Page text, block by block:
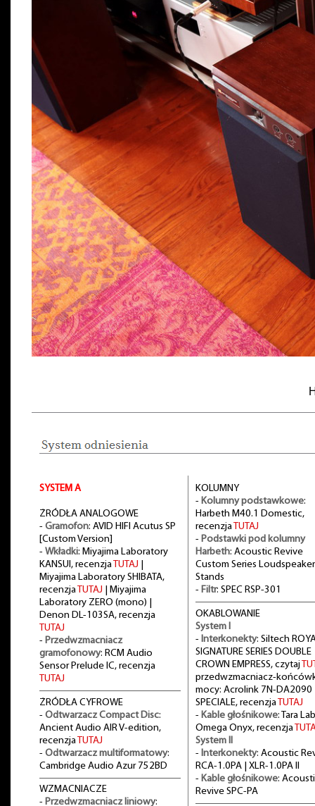
SYSTEM A
ŻRÓDŁA ANALOGOWE
- Gramofon: AVID HIFI Acutus SP
[Custom Version]
- Wkładki: Miyajima Laboratory
KANSUI, recenzja TUTAJ
Miyajima Laboratory SHIBATA,
recenzja TUTAJ | Miyajima
Laboratory ZERO (mono) |
Denon DL-103SA, recenzja
TUTAJ
- Przedwzmacniacz
gramofonowy: RCM Audio
Sensor Prelude IC, recenzja
TUTAJ
ŻRÓDŁA CYFROWE
- Odtwarzacz Compact Disc:
Ancient Audio AIR V-edition,
recenzjaTUTAJ
- Odtwarzacz multiformatowy:
Cambridge Audio Azur 752BD
WZMACNIACZE
- Przedwzmacniacz liniowy:
KOLUMNY
- Kolumny podstawkowe:
Harbeth M40.1 Domestic,
recenzja TUTAJ
- Podstawki pod kolumny
Harbeth: Acoustic Revive
Custom Series Loudspeaker
Stands
- Filtr: SPEC RSP-301
OKABLOWANIE
System I
- Interkonekty: Siltech
SIGNATURE SERIES DOUBLE
CROWN EMPRESS, czytaj
przedwzmacniacz-
mocy: Acrolink 7N-DA2090
SPECIALE, recenzjaTUTAJ
- Kable głośnikowe: Tara
Omega Onyx, recenzja
System II
- Interkonekty: Acoustic
RCA-1.0PA | XLR-1.0PA II
- Kable głośnikowe:
Revive SPC-PA